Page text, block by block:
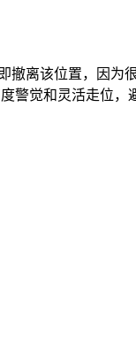
撤离该位置，因为
觉和灵活走位，